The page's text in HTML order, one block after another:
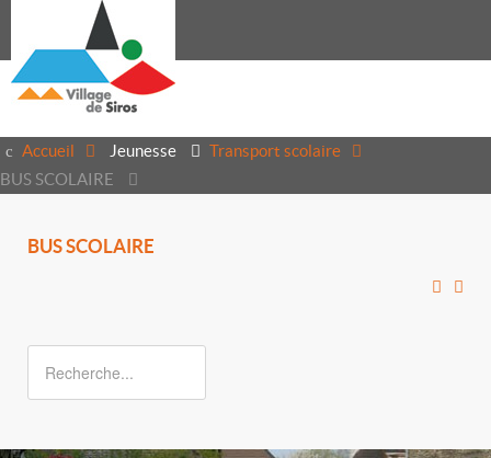
Accueil Jeunesse
Transport scolaire
BUS SCOLAIRE
BUS SCOLAIRE